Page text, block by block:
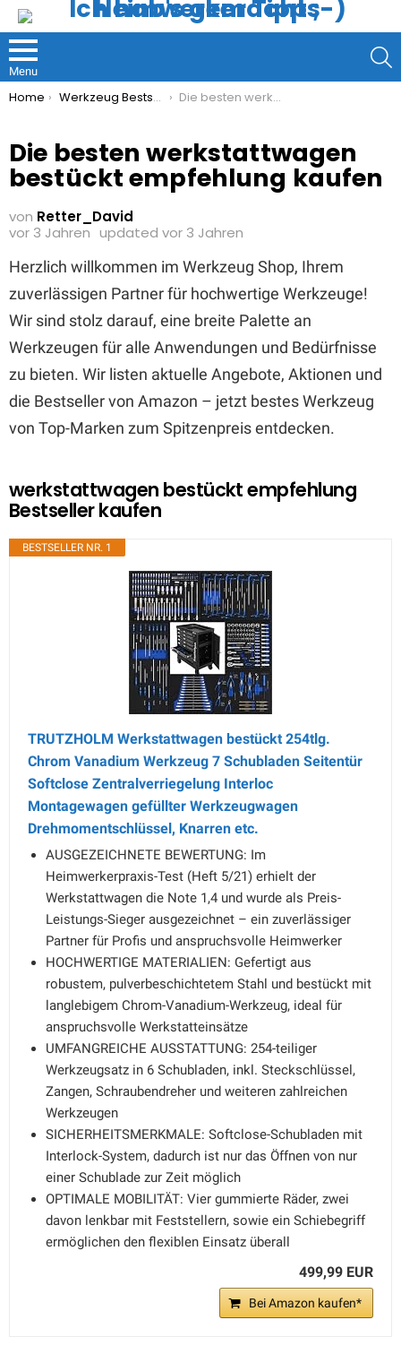
Menu
You are here:
Home Werkzeug Bestseller Die besten werkstattwagen bestückt empfehlung kaufen
Die besten werkstattwagen
bestückt empfehlung kaufen
von Retter_David
vor 3 Jahren updated vor 3 Jahren
Herzlich willkommen im Werkzeug Shop, Ihrem
zuverlässigen Partner für hochwertige Werkzeuge!
Wir sind stolz darauf, eine breite Palette an
Werkzeugen für alle Anwendungen und Bedürfnisse
zu bieten. Wir listen aktuelle Angebote, Aktionen und
die Bestseller von Amazon – jetzt bestes Werkzeug
von Top-Marken zum Spitzenpreis entdecken.
werkstattwagen bestückt empfehlung
Bestseller kaufen
BESTSELLER NR. 1
TRUTZHOLM Werkstattwagen bestückt 254tlg.
Chrom Vanadium Werkzeug 7 Schubladen Seitentür
Softclose Zentralverriegelung Interloc
Montagewagen gefüllter Werkzeugwagen
Drehmomentschlüssel, Knarren etc.
AUSGEZEICHNETE BEWERTUNG: Im
Heimwerkerpraxis-Test (Heft 5/21) erhielt der
Werkstattwagen die Note 1,4 und wurde als Preis-
Leistungs-Sieger ausgezeichnet – ein zuverlässiger
Partner für Profis und anspruchsvolle Heimwerker
HOCHWERTIGE MATERIALIEN: Gefertigt aus
robustem, pulverbeschichtetem Stahl und bestückt mit
langlebigem Chrom-Vanadium-Werkzeug, ideal für
anspruchsvolle Werkstatteinsätze
UMFANGREICHE AUSSTATTUNG: 254-teiliger
Werkzeugsatz in 6 Schubladen, inkl. Steckschlüssel,
Zangen, Schraubendreher und weiteren zahlreichen
Werkzeugen
SICHERHEITSMERKMALE: Softclose-Schubladen mit
Interlock-System, dadurch ist nur das Öffnen von nur
einer Schublade zur Zeit möglich
OPTIMALE MOBILITÄT: Vier gummierte Räder, zwei
davon lenkbar mit Feststellern, sowie ein Schiebegriff
ermöglichen den flexiblen Einsatz überall
499,99 EUR
Bei Amazon kaufen*